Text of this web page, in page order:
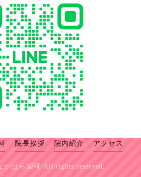
院長挨拶 院内紹介 アクセス
かはら歯科 All rights reserved.